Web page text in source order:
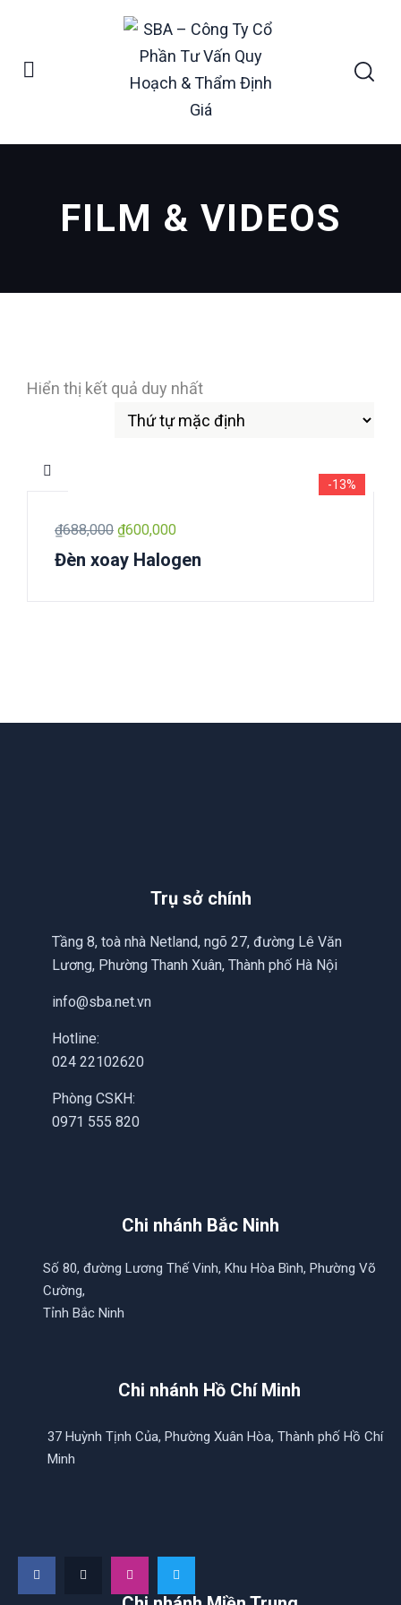
FILM & VIDEOS
Hiển thị kết quả duy nhất
-13%
₫688,000 ₫600,000
Đèn xoay Halogen
Trụ sở chính
Tầng 8, toà nhà Netland, ngõ 27, đường Lê Văn
Lương, Phường Thanh Xuân, Thành phố Hà Nội
info@sba.net.vn
Hotline:
024 22102620
Phòng CSKH:
0971 555 820
Chi nhánh Bắc Ninh
Số 80, đường Lương Thế Vinh, Khu Hòa Bình, Phường Võ
Cường,
Tỉnh Bắc Ninh
Chi nhánh Hồ Chí Minh
37 Huỳnh Tịnh Của, Phường Xuân Hòa, Thành phố Hồ Chí
Minh